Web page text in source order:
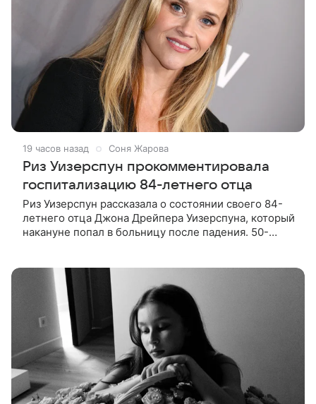
19 часов назад Соня Жарова
Риз Уизерспун прокомментировала
госпитализацию 84-летнего отца
Риз Уизерспун рассказала о состоянии своего 84-
летнего отца Джона Дрейпера Уизерспуна, который
накануне попал в больницу после падения. 50-